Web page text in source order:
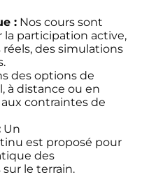
: Nos cours sont
participation active,
des simulations
des options de
à distance ou en
contraintes de
Un
est proposé pour
des
le terrain.